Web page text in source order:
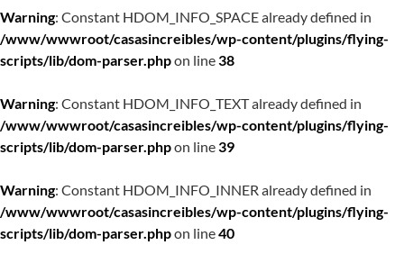
Warning: Constant HDOM_INFO_SPACE already defined in
/www/wwwroot/casasincreibles/wp-content/plugins/flying-
scripts/lib/dom-parser.phpon line38
Warning: Constant HDOM_INFO_TEXT already defined in
/www/wwwroot/casasincreibles/wp-content/plugins/flying-
scripts/lib/dom-parser.phpon line39
Warning: Constant HDOM_INFO_INNER already defined in
/www/wwwroot/casasincreibles/wp-content/plugins/flying-
scripts/lib/dom-parser.phpon line40